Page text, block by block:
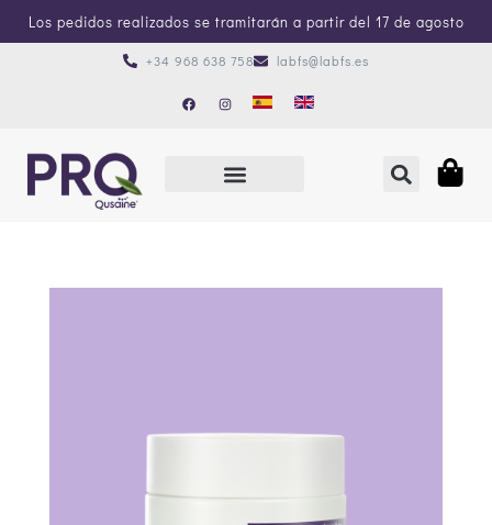
Los pedidos realizados se tramitarán a partir del 17 de agosto
+34 968 638 758 labfs@labfs.es